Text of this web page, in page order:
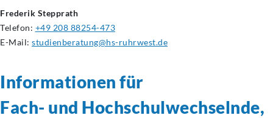
Frederik Stepprath
Telefon: +49 208 88254-473
E-Mail: studienberatung@hs-ruhrwest.de
Informationen für
Fach- und Hochschulwechselnde,